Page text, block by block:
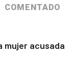
COMENTADO
mujer acusada